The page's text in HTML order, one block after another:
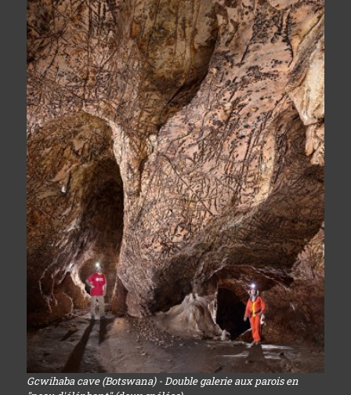
Gcwihaba cave (Botswana) - Double galerie aux parois en